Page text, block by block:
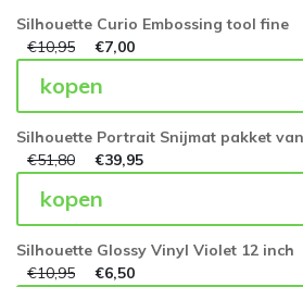
Silhouette Curio Embossing tool fine
€10,95 €7,00
kopen
Silhouette Portrait Snijmat pakket
€51,80 €39,95
kopen
Silhouette Glossy Vinyl Violet 12 inch
€10,95 €6,50